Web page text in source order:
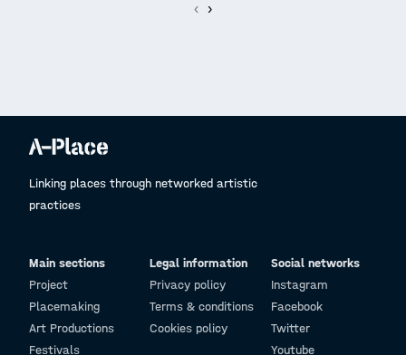
‹ ›
Linking places through networked artistic
practices
Main sections
Project
Placemaking
Art Productions
Festivals
Legal information
Privacy policy
Terms & conditions
Cookies policy
Social networks
Instagram
Facebook
Twitter
Youtube